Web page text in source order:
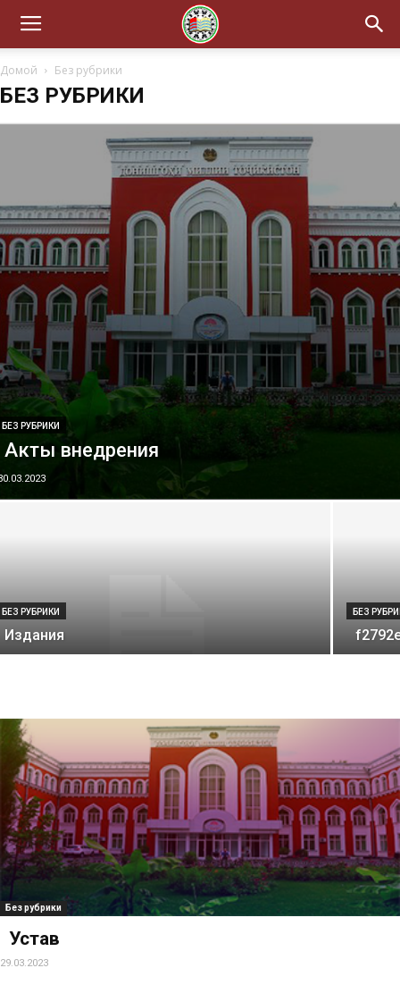
Домой Без рубрики
БЕЗ РУБРИКИ
БЕЗ РУБРИКИ
Акты внедрения
БЕЗ РУБРИКИ
Издания
БЕЗ
Без рубрики
Устав
29.03.2023